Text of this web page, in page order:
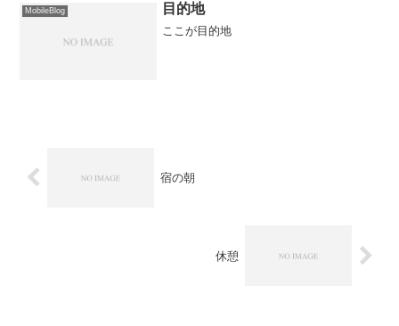
MobileBlog 目的地
ここが目的地
宿の朝
休憩